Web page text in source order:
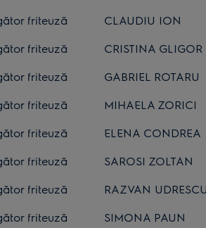
friteuză
CLAUDIU ION
friteuză
CRISTINA GLIGOR
friteuză
GABRIEL ROTARU
friteuză
MIHAELA ZORICI
friteuză
ELENA CONDREA
friteuză
SAROSI ZOLTAN
friteuză
RAZVAN
friteuză
SIMONA PAUN